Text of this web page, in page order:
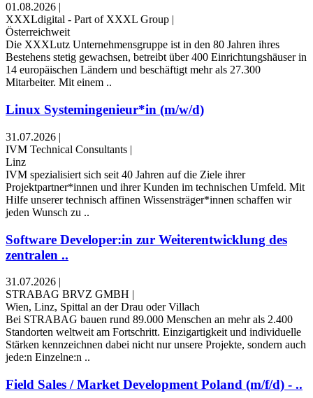
01.08.2026 |
XXXLdigital - Part of XXXL Group |
Österreichweit
Die XXXLutz Unternehmensgruppe ist in den 80 Jahren ihres
Bestehens stetig gewachsen, betreibt über 400 Einrichtungshäuser in
14 europäischen Ländern und beschäftigt mehr als 27.300
Mitarbeiter. Mit einem ..
Linux Systemingenieur*in (m/w/d)
31.07.2026 |
IVM Technical Consultants |
Linz
IVM spezialisiert sich seit 40 Jahren auf die Ziele ihrer
Projektpartner*innen und ihrer Kunden im technischen Umfeld. Mit
Hilfe unserer technisch affinen Wissensträger*innen schaffen wir
jeden Wunsch zu ..
Software Developer:in zur Weiterentwicklung des
zentralen ..
31.07.2026 |
STRABAG BRVZ GMBH |
Wien, Linz, Spittal an der Drau oder Villach
Bei STRABAG bauen rund 89.000 Menschen an mehr als 2.400
Standorten weltweit am Fortschritt. Einzigartigkeit und individuelle
Stärken kennzeichnen dabei nicht nur unsere Projekte, sondern auch
jede:n Einzelne:n ..
Field Sales / Market Development Poland (m/f/d) - ..